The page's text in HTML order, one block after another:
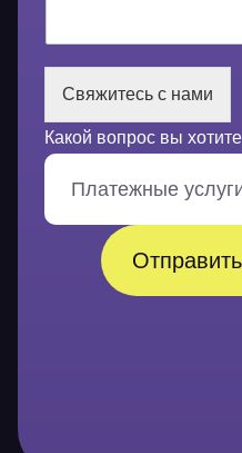
е
н
и
*
Свяжитесь с нами
Какой вопрос вы
Платежные